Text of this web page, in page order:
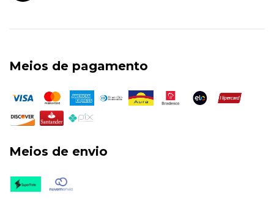
Meios de pagamento
Meios de envio